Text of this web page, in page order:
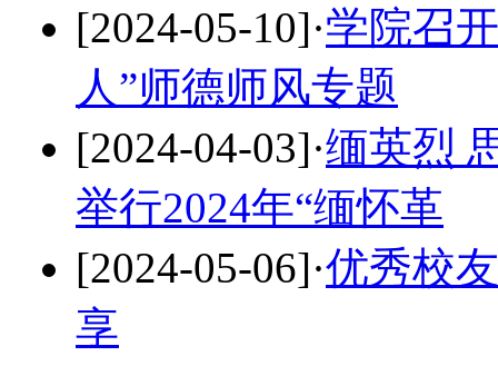
[2024-05-10]·学院召
人”师德师风专题
[2024-04-03]·缅英烈
举行2024年“缅怀革
[2024-05-06]·优秀校
享